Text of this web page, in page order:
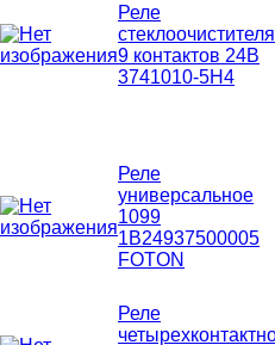
Реле
стеклоочистителя
9 контактов 24В
3741010-5H4
Реле
универсальное
1099
1В24937500005
FOTON
Реле